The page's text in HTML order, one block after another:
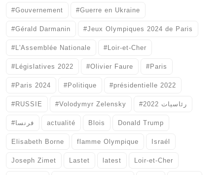
#Gouvernement #Guerre en Ukraine
#Gérald Darmanin #Jeux Olympiques 2024 de Paris
#L'Assemblée Nationale #Loir-et-Cher
#Législatives 2022 #Olivier Faure #Paris
#Paris 2024 #Politique #présidentielle 2022
#RUSSIE #Volodymyr Zelensky #رئاسيات 2022
#فرنسا actualité Blois Donald Trump
Elisabeth Borne flamme Olympique Israél
Joseph Zimet Lastet latest Loir-et-Cher